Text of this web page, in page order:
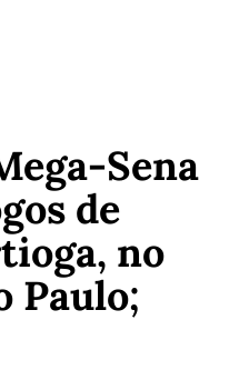
Sena
de
no
Paulo;